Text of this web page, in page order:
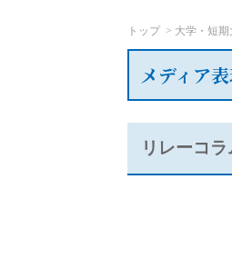
トップ 大学・短期
メディア
リレーコ